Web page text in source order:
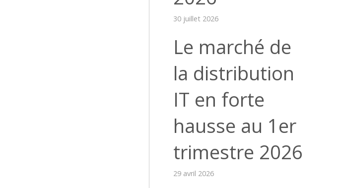
30 juillet 2026
Le marché de
la distribution
IT en forte
hausse au 1er
trimestre 2026
29 avril 2026